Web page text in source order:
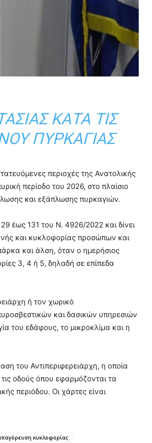
ΚΑΤΆ ΤΙΣ
ΠΥΡΚΑΓΙΆΣ
περιοχές της Ανατολικής
περίοδο του 2026, στο πλαίσιο
και εξάπλωσης πυρκαγιών.
έως 131 του Ν. 4926/2022 και δίνει
και κυκλοφορίας προσώπων και
και άλση, όταν ο ημερήσιος
3, 4 ή 5, δηλαδή σε επίπεδα
ή τον χωρικό
και δασικών υπηρεσιών
του εδάφους, το μικροκλίμα και η
του Αντιπεριφερειάρχη, η οποία
οδούς όπου εφαρμόζονται τα
περιόδου. Οι χάρτες είναι
κυκλοφορίας